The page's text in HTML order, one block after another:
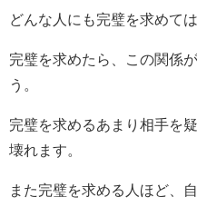
どんな人にも完璧を求めて
完璧を求めたら、この関係
う。
完璧を求めるあまり相手を
壊れます。
また完璧を求める人ほど、